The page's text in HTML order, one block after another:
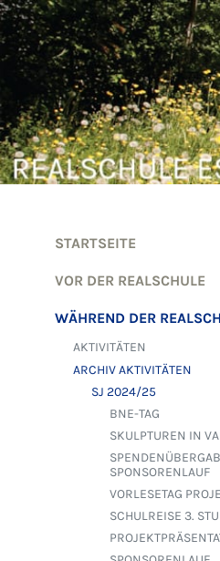
Zum Inhalt springen
STARTSEITE
VOR DER REALSCHULE
WÄHREND DER
AKTIVITÄTEN
ARCHIV AKTIVITÄTEN
SJ 2024/25
BNE-TAG
SKULPTUREN IN
SPONSORENLAUF
VORLESETAG
SCHULREISE 3.